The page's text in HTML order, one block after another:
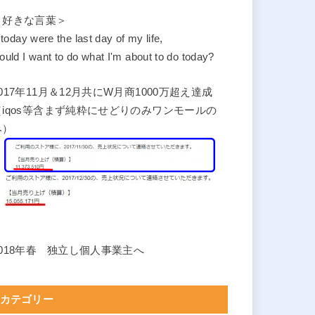
好きな言葉＞
were the last day of my life,
I want to do what I'm about to do today?
年11月＆12月共にW月商1000万超え達成
iqos等含まず純粋にせどりのみワンモールの
年春 独立し個人事業主へ
カテゴリー